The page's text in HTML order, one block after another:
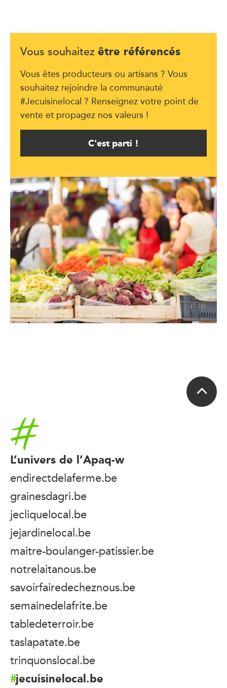
Vous souhaitez être référencés
Vous êtes producteurs ou artisans ? Vous
souhaitez rejoindre la communauté
#Jecuisinelocal ? Renseignez votre point de
vente et propagez nos valeurs !
C'est parti !
Accueil
L’univers de l’Apaq-w
endirectdelaferme.be
grainesdagri.be
jecliquelocal.be
jejardinelocal.be
maitre-boulanger-patissier.be
notrelaitanous.be
savoirfairedecheznous.be
semainedelafrite.be
tabledeterroir.be
taslapatate.be
trinquonslocal.be
jecuisinelocal.be